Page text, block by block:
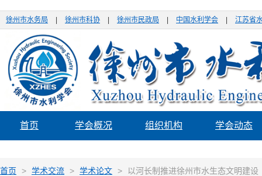
徐州市水务局 徐州市科协 徐州市民政局 中国水利学会 江苏省
首页 学会概况 组织机构 学会动态
首页 > 学术交流 > 学术论文 > 以河长制推进徐州市水生态文明建设